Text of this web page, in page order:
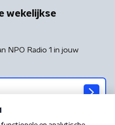
wekelijkse
NPO Radio 1 in jouw